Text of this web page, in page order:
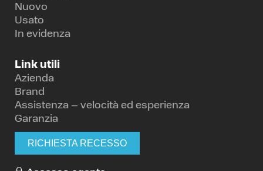
Nuovo
Usato
In evidenza
Link utili
Azienda
Brand
Assistenza – velocità ed esperienza
Garanzia
RICHIESTA RECESSO